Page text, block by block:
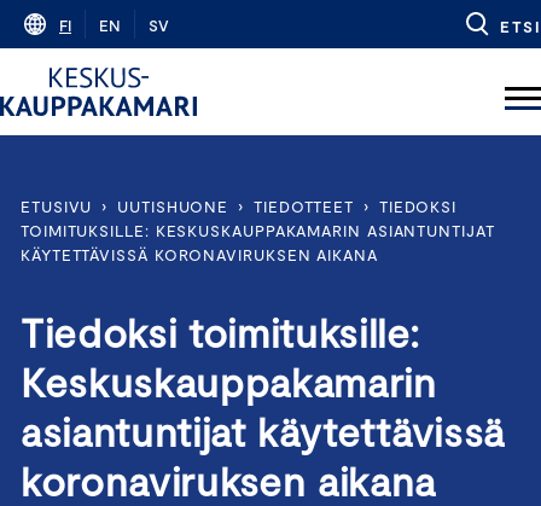
Skip
content
FI EN SV ETSI
ETUSIVU › UUTISHUONE › TIEDOTTEET › TIEDOKSI
TOIMITUKSILLE: KESKUSKAUPPAKAMARIN ASIANTUNTIJAT
KÄYTETTÄVISSÄ KORONAVIRUKSEN AIKANA
Tiedoksi toimituksille:
Keskuskauppakamarin
asiantuntijat käytettävissä
koronaviruksen aikana